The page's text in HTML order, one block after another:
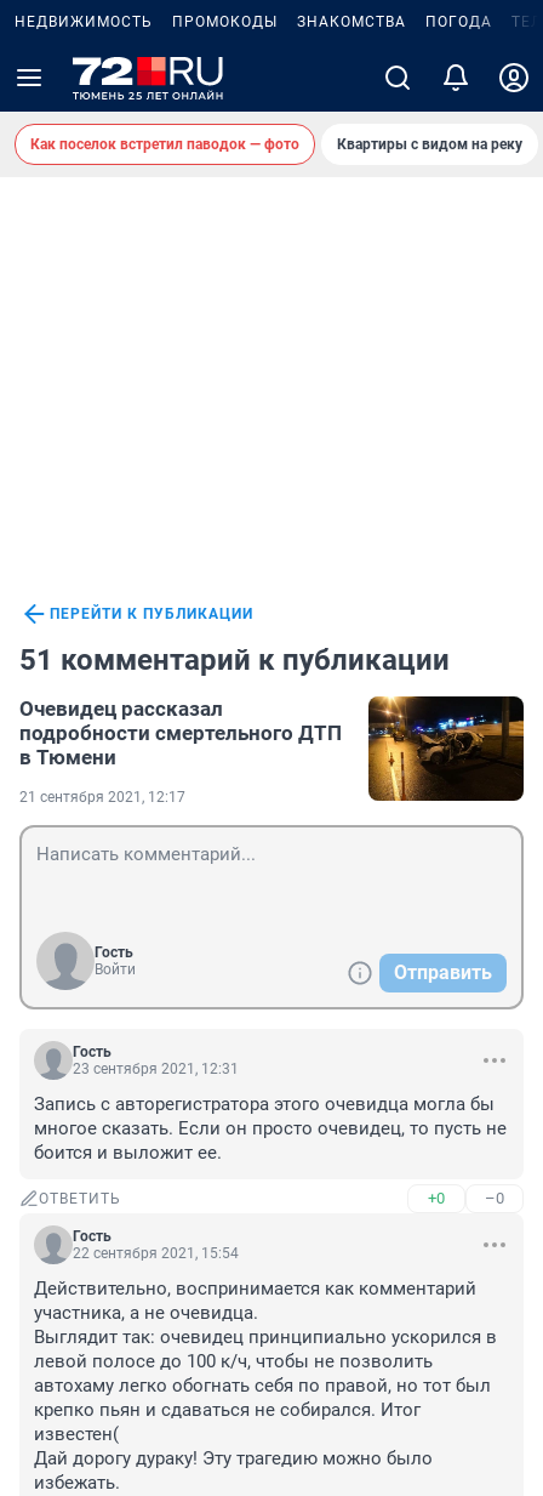
НЕДВИЖИМОСТЬ ПРОМОКОДЫ ЗНАКОМСТВА ПОГОДА
Как поселок встретил паводок — фото Квартиры с видом на реку
ПЕРЕЙТИ К ПУБЛИКАЦИИ
51 комментарий к публикации
Очевидец рассказал
подробности смертельного ДТП
в Тюмени
21 сентября 2021, 12:17
Гость
Войти
Отправить
Гость
23 сентября 2021, 12:31
Запись с авторегистратора этого очевидца могла бы
многое сказать. Если он просто очевидец, то пусть не
боится и выложит ее.
ОТВЕТИТЬ +0 –0
Гость
22 сентября 2021, 15:54
Действительно, воспринимается как комментарий
участника, а не очевидца.
Выглядит так: очевидец принципиально ускорился в
левой полосе до 100 к/ч, чтобы не позволить
автохаму легко обогнать себя по правой, но тот был
крепко пьян и сдаваться не собирался. Итог
известен(
Дай дорогу дураку! Эту трагедию можно было
избежать.